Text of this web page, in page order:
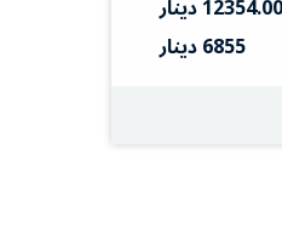
12354.00 دينار
6855 دينار